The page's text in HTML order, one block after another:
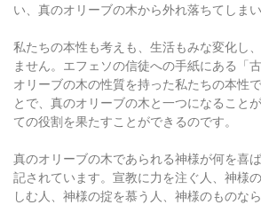
い、真のオリーブの木から外れ落ちてしまい
私たちの本性も考えも、生活もみな変化し
ません。エフェソの信徒への手紙にある「
オリーブの木の性質を持った私たちの本性
とで、真のオリーブの木と一つになること
ての役割を果たすことができるのです。
真のオリーブの木であられる神様が何を喜
記されています。宣教に力を注ぐ人、神様
しむ人、神様の掟を慕う人、神様のものな